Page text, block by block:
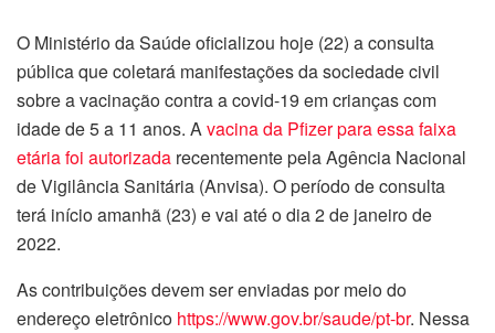
O Ministério da Saúde oficializou hoje (22) a consulta
pública que coletará manifestações da sociedade civil
sobre a vacinação contra a covid-19 em crianças com
idade de 5 a 11 anos. Avacina da Pfizer para essa faixa
etária foi autorizada recentemente pela Agência Nacional
de Vigilância Sanitária (Anvisa). O período de consulta
terá início amanhã (23) e vai até o dia 2 de janeiro de
2022.
As contribuições devem ser enviadas por meio do
endereço eletrônico https://www.gov.br/saude/pt-br. Nessa